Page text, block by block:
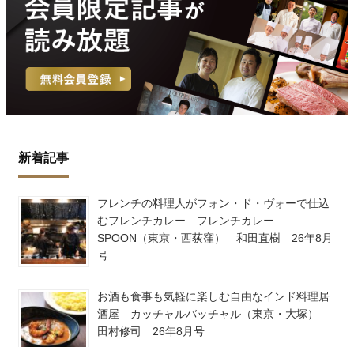
新着記事
フレンチの料理人がフォン・ド・ヴォーで仕込
むフレンチカレー フレンチカレー
SPOON（東京・西荻窪） 和田直樹 26年8月
号
お酒も食事も気軽に楽しむ自由なインド料理居
酒屋 カッチャルバッチャル（東京・大塚）
田村修司 26年8月号